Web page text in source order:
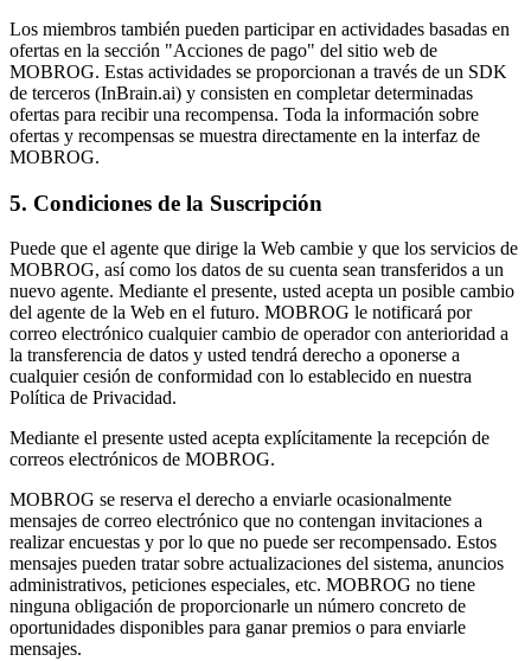
Los miembros también pueden participar en actividades basadas en
ofertas en la sección "Acciones de pago" del sitio web de
MOBROG. Estas actividades se proporcionan a través de un SDK
de terceros (InBrain.ai) y consisten en completar determinadas
ofertas para recibir una recompensa. Toda la información sobre
ofertas y recompensas se muestra directamente en la interfaz de
MOBROG.
5. Condiciones de la Suscripción
Puede que el agente que dirige la Web cambie y que los servicios de
MOBROG, así como los datos de su cuenta sean transferidos a un
nuevo agente. Mediante el presente, usted acepta un posible cambio
del agente de la Web en el futuro. MOBROG le notificará por
correo electrónico cualquier cambio de operador con anterioridad a
la transferencia de datos y usted tendrá derecho a oponerse a
cualquier cesión de conformidad con lo establecido en nuestra
Política de Privacidad.
Mediante el presente usted acepta explícitamente la recepción de
correos electrónicos de MOBROG.
MOBROG se reserva el derecho a enviarle ocasionalmente
mensajes de correo electrónico que no contengan invitaciones a
realizar encuestas y por lo que no puede ser recompensado. Estos
mensajes pueden tratar sobre actualizaciones del sistema, anuncios
administrativos, peticiones especiales, etc. MOBROG no tiene
ninguna obligación de proporcionarle un número concreto de
oportunidades disponibles para ganar premios o para enviarle
mensajes.